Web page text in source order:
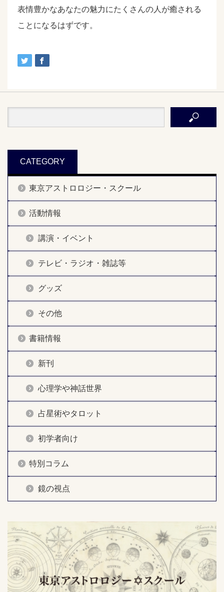
表情豊かなあなたの魅力にたくさんの人が癒される
ことになるはずです。
CATEGORY
東京アストロロジー・スクール
活動情報
講演・イベント
テレビ・ラジオ・雑誌等
グッズ
その他
書籍情報
新刊
心理学や神話世界
占星術やタロット
初学者向け
特別コラム
鏡の視点